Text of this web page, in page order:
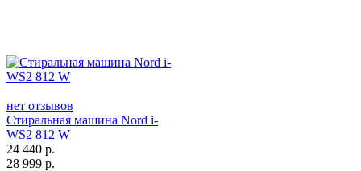
нет отзывов
Стиральная машина Nord i-
WS2 812 W
24 440 р.
28 999 р.